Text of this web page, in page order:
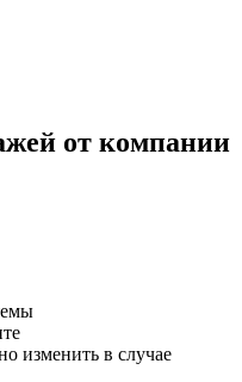
от компании
изменить в случае